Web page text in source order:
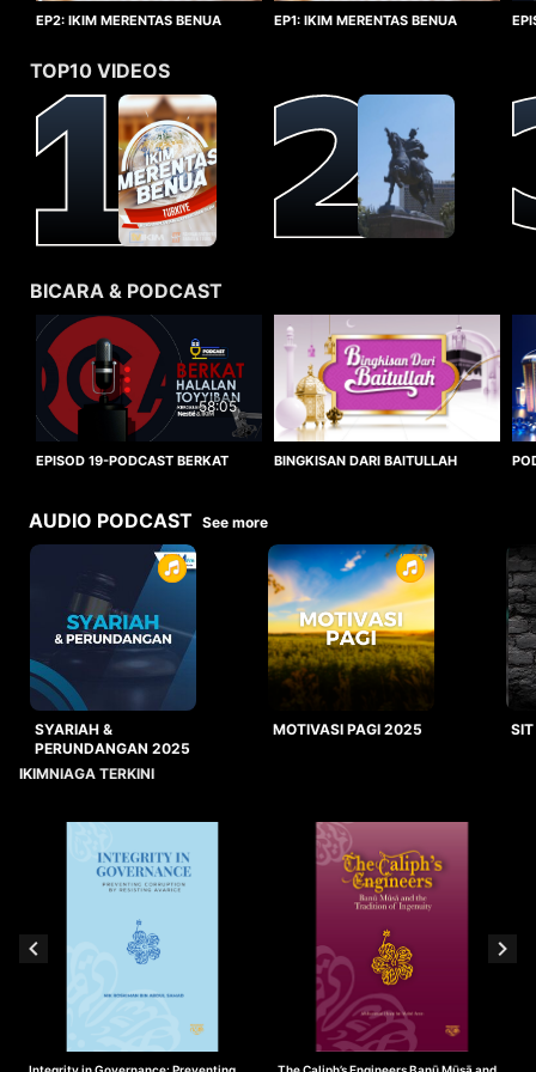
EP2: IKIM MERENTAS BENUA
EP1: IKIM MERENTAS BENUA
TOP10 VIDEOS
BICARA & PODCAST
58:05
EPISOD 19-PODCAST BERKAT
BINGKISAN DARI BAITULLAH
AUDIO PODCAST See more
SYARIAH &
PERUNDANGAN 2025
MOTIVASI PAGI 2025
IKIMNIAGA TERKINI